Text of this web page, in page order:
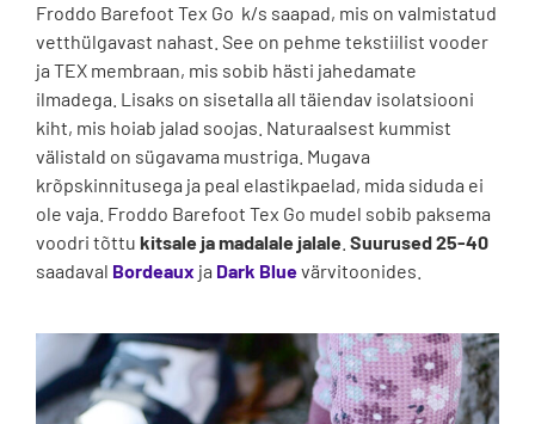
Froddo Barefoot Tex Go k/s saapad, mis on valmistatud
vetthülgavast nahast. See on pehme tekstiilist vooder
ja TEX membraan, mis sobib hästi jahedamate
ilmadega. Lisaks on sisetalla all täiendav isolatsiooni
kiht, mis hoiab jalad soojas. Naturaalsest kummist
välistald on sügavama mustriga. Mugava
krõpskinnitusega ja peal elastikpaelad, mida siduda ei
ole vaja. Froddo Barefoot Tex Go mudel sobib paksema
voodri tõttu kitsale ja madalale jalale. Suurused 25-40
saadaval Bordeaux ja Dark Bluevärvitoonides.